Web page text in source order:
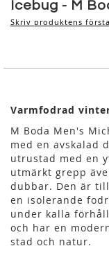
end
of
gallery
the
beginning
images
Icebug - M
Skriv produktens
Varmfodrad
M Boda Men's
med en avskalad
utrustad med en
utmärkt grepp
dubbar. Den är
en isolerande
under kalla
och har en
stad och natur.